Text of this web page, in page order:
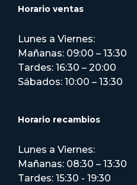
Horario ventas
Lunes a Viernes:
Mañanas: 09:00 – 13:30
Tardes: 16:30 – 20:00
Sábados: 10:00 – 13:30
Horario recambios
Lunes a Viernes:
Mañanas: 08:30 – 13:30
Tardes: 15:30 - 19:30